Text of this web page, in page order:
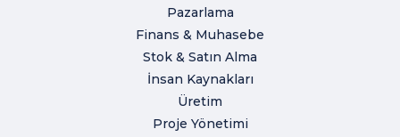
Pazarlama
Finans & Muhasebe
Stok & Satın Alma
İnsan Kaynakları
Üretim
Proje Yönetimi